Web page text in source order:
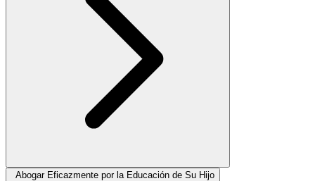
Abogar Eficazmente por la Educación de Su Hijo